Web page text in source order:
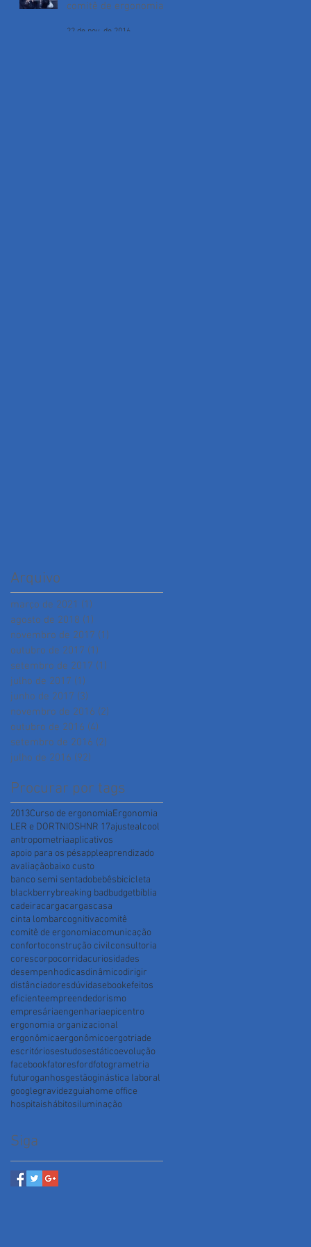
comitê de ergonomia?
22 de nov. de 2016
Arquivo
março de 2021 (1)
agosto de 2018 (1)
novembro de 2017 (1)
outubro de 2017 (1)
setembro de 2017 (1)
julho de 2017 (1)
junho de 2017 (3)
novembro de 2016 (2)
outubro de 2016 (4)
setembro de 2016 (2)
julho de 2016 (92)
Procurar por tags
2013Curso de ergonomiaErgonomia
LER e DORTNIOSHNR 17ajustealcool
antropometriaaplicativos
apoio para os pésappleaprendizado
avaliaçãobaixo custo
banco semi sentadobebêsbicicleta
blackberrybreaking badbudgetbíblia
cadeiracargacargascasa
cinta lombarcognitivacomitê
comitê de ergonomiacomunicação
confortoconstrução civilconsultoria
corescorpocorridacuriosidades
desempenhodicasdinâmicodirigir
distânciadoresdúvidasebookefeitos
eficienteempreendedorismo
empresáriaengenhariaepicentro
ergonomia organizacional
ergonômicaergonômicoergotriade
escritóriosestudosestáticoevolução
facebookfatoresfordfotogrametria
futuroganhosgestãoginástica laboral
googlegravidezguiahome office
hospitaishábitosiluminação
Siga